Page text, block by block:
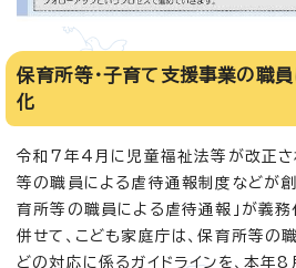
保育所等・子育て支援事業の職
化
令和7年4月に児童福祉法等が改正さ
等の職員による虐待通報制度などが
育所等の職員による虐待通報」が義務
併せて、こども家庭庁は、保育所等の
どの対応に係るガイドラインを、本年8